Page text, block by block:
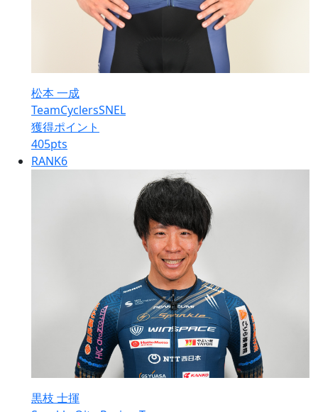
松本 一成
TeamCyclersSNEL
獲得ポイント
405pts
RANK6
黒枝 士揮